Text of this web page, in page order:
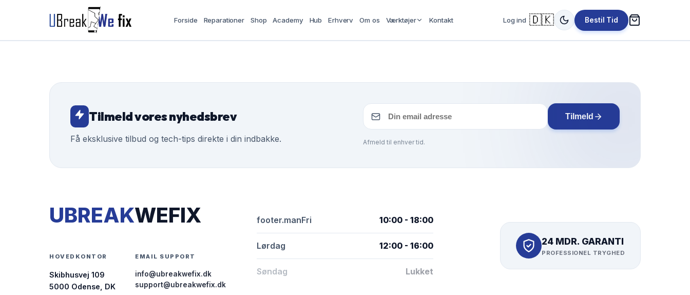
Forside Reparationer Shop Academy Hub Erhverv Om os Værktøjer Kontakt Log ind 🇩🇰 Bestil Tid
Tilmeld vores nyhedsbrev
Få eksklusive tilbud og tech-tips direkte i din indbakke.
Tilmeld
Afmeld til enhver tid.
UBREAKWEFIX
HOVEDKONTOR
Skibhusvej 109
5000 Odense, DK
EMAIL SUPPORT
info@ubreakwefix.dk
support@ubreakwefix.dk
footer.manFri 10:00 - 18:00
Lørdag 12:00 - 16:00
Søndag Lukket
24 MDR. GARANTI
PROFESSIONEL TRYGHED